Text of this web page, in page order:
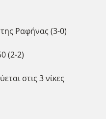
Ραφήνας (3-0)
(2-2)
στις 3 νίκες